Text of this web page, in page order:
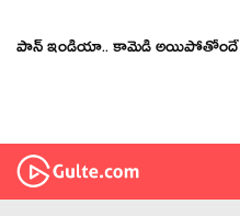
పాన్ ఇండియా.. కామెడీ అయిపోతోందే